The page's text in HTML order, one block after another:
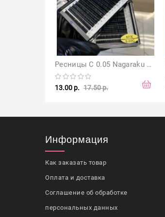
Ресницы С 0.05 Nagaraku Миксы
13.00 р. 17.50 р.
Информация
Как заказать товар
Оплата и доставка
Соглашение об обработке
персональных данных